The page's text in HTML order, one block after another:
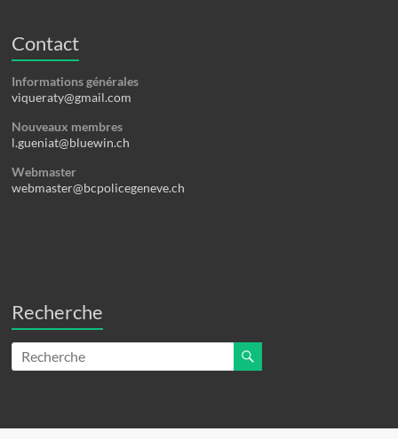
Contact
Informations générales
viqueraty@gmail.com
Nouveaux membres
l.gueniat@bluewin.ch
Webmaster
webmaster@bcpolicegeneve.ch
Recherche